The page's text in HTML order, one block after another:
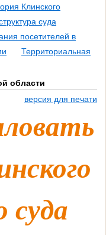
Клинского
суда
посетителей в
Территориальная
области
версия для печати
суда